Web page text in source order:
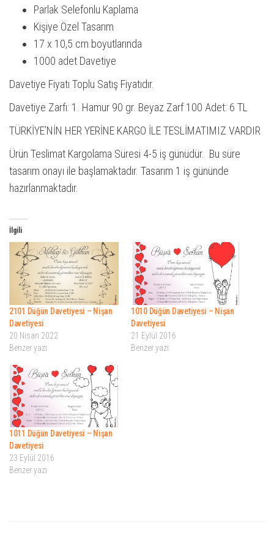
Parlak Selefonlu Kaplama
Kişiye Özel Tasarım
17 x 10,5 cm boyutlarında
1000 adet Davetiye
Davetiye Fiyatı Toplu Satış Fiyatıdır.
Davetiye Zarfı: 1. Hamur 90 gr. Beyaz Zarf 100 Adet: 6 TL
TÜRKİYE’NİN HER YERİNE KARGO İLE TESLİMATIMIZ VARDIR
Ürün Teslimat Kargolama Süresi 4-5 iş günüdür. Bu süre
tasarım onayı ile başlamaktadır. Tasarım 1 iş gününde
hazırlanmaktadır.
İlgili
2101 Düğün Davetiyesi – Nişan
Davetiyesi
20 Nisan 2022
Benzer yazı
1010 Düğün Davetiyesi – Nişan
Davetiyesi
21 Eylül 2016
Benzer yazı
1011 Düğün Davetiyesi – Nişan
Davetiyesi
23 Eylül 2016
Benzer yazı